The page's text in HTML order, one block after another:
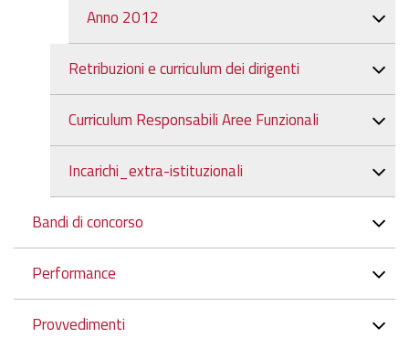
Anno 2012
Retribuzioni e curriculum dei dirigenti
Curriculum Responsabili Aree Funzionali
Incarichi_extra-istituzionali
Bandi di concorso
Performance
Provvedimenti